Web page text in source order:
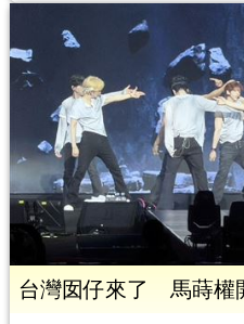
台灣囡仔來了 馬蒔權